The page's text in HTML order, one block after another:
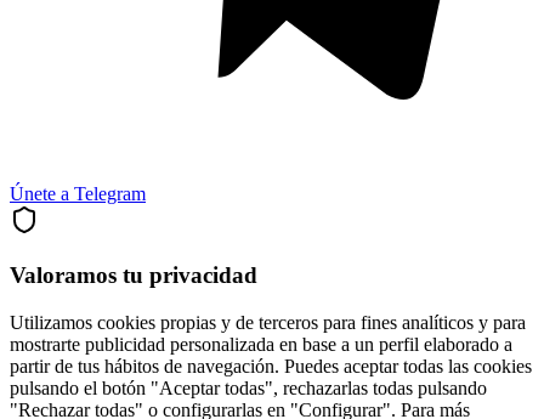
Únete a Telegram
Valoramos tu privacidad
Utilizamos cookies propias y de terceros para fines analíticos y para
mostrarte publicidad personalizada en base a un perfil elaborado a
partir de tus hábitos de navegación. Puedes aceptar todas las cookies
pulsando el botón "Aceptar todas", rechazarlas todas pulsando
"Rechazar todas" o configurarlas en "Configurar". Para más